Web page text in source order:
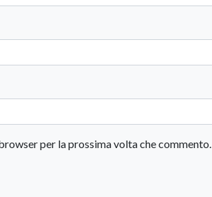
per la prossima volta che commento.